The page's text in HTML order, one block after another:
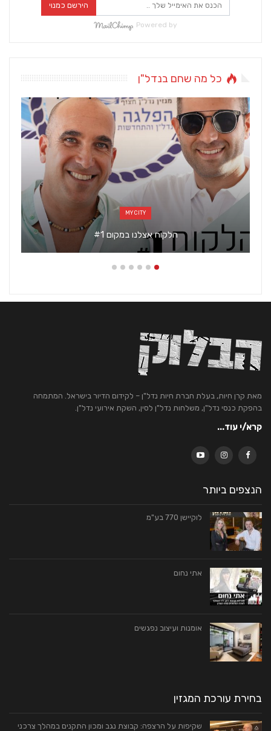
הירשם כמנוי
Powered by
כל מה שחם בנדל"ן
אדריכלות ועיצוב
טבעי זה הכי!
מאת קרן חיות, בעלת חברת חיות נדל"ן – לקידום הדיור בישראל. המתמחה
בהפקת כנסי נדל"ן, משלחות נדל"ן לסין, השקת אירועי נדל"ן.
קרא/י עוד...
הנצפים ביותר
לוקיישן 770 בע"מ
אתי נחום
אומנות ועיצוב נפגשים
בחירת עורכת המגזין
שקיפות על הרצפה: קבוצת נגב ומכון התקנים במהלך צרכני